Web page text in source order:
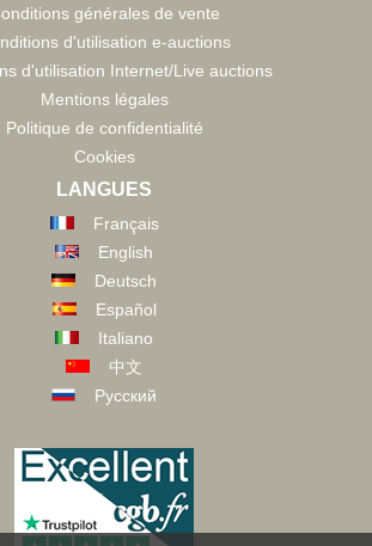
générales de vente
d'utilisation e-auctions
d'utilisation Internet/Live auctions
Mentions légales
Politique de confidentialité
Cookies
LANGUES
Français
English
Deutsch
Español
Italiano
中文
Русский